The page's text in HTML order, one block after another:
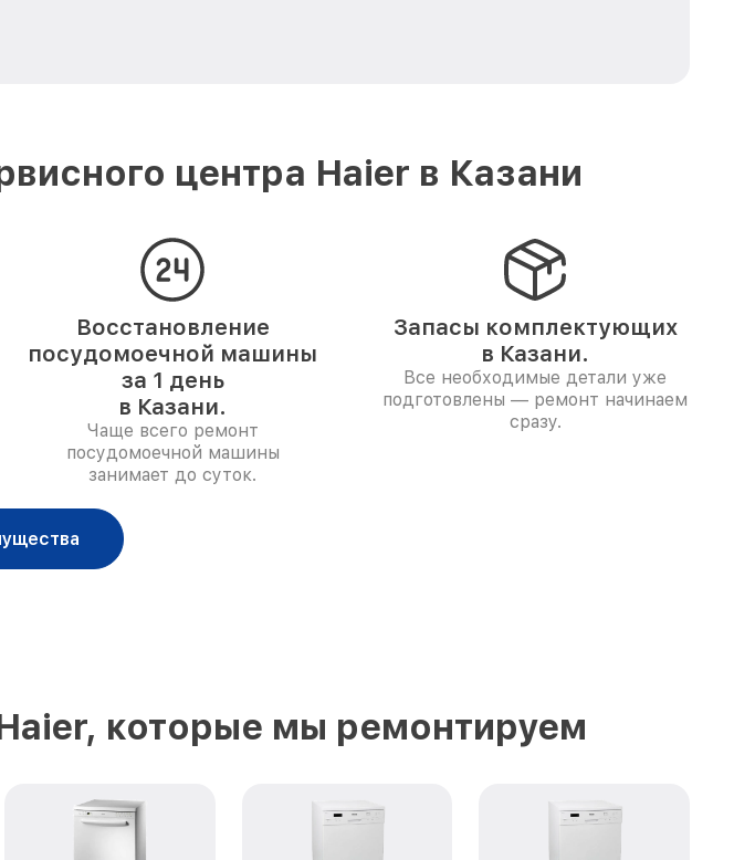
центра Haier в Казани
Восстановление
посудомоечной машины
за 1 день
в Казани.
Чаще всего ремонт
посудомоечной машины
занимает до суток.
Запасы комплектующих
в Казани.
Все необходимые детали уже
подготовлены — ремонт начинаем
сразу.
которые мы ремонтируем